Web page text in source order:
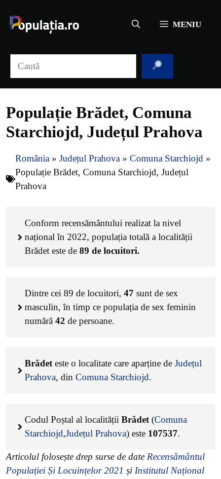
conținut
MENIU
Populație Brădet, Comuna
Starchiojd, Județul Prahova
România » Județul Prahova » Comuna Starchiojd »
Populație Brădet, Comuna Starchiojd, Județul
Prahova
Conform recensământului realizat la nivel
național în 2022, populația totală a localității
Brădet este de 89 de locuitori.
Dintre cei 89 de locuitori, 47 sunt de sex
masculin, în timp ce populația de sex feminin
numără 42 de persoane.
Brădet este o localitate care aparține de Județul
Prahova, din Comuna Starchiojd.
Codul Poștal al localității Brădet (Comuna
Starchiojd,Județul Prahova) este 107537.
Articolul folosește drep surse de date Recensământul
Populației Și Locuințelor 2021 și Institutul Național